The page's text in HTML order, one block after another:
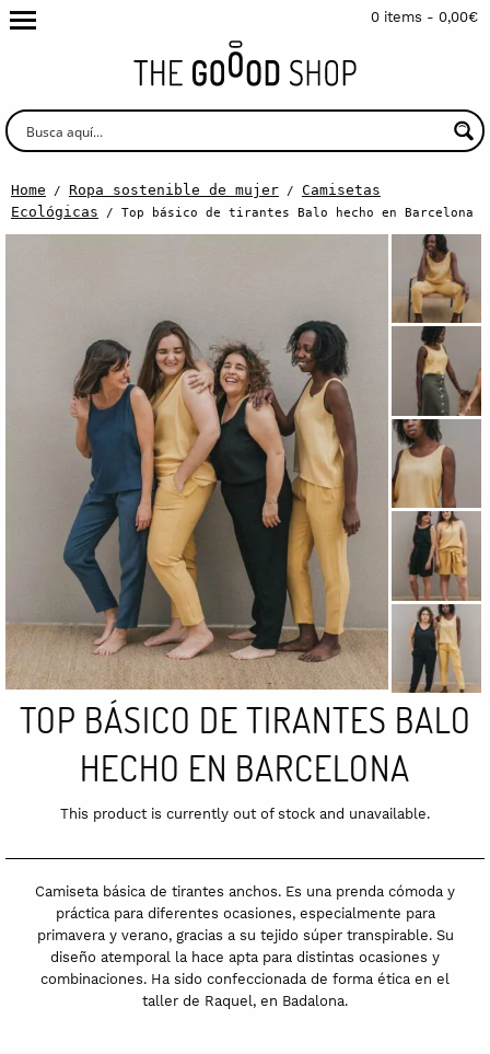
0 items - 0,00€
Home / Ropa sostenible de mujer / Camisetas
Ecológicas / Top básico de tirantes Balo hecho en Barcelona
TOP BÁSICO DE TIRANTES BALO
HECHO EN BARCELONA
This product is currently out of stock and unavailable.
Camiseta básica de tirantes anchos. Es una prenda cómoda y
práctica para diferentes ocasiones, especialmente para
primavera y verano, gracias a su tejido súper transpirable. Su
diseño atemporal la hace apta para distintas ocasiones y
combinaciones. Ha sido confeccionada de forma ética en el
taller de Raquel, en Badalona.